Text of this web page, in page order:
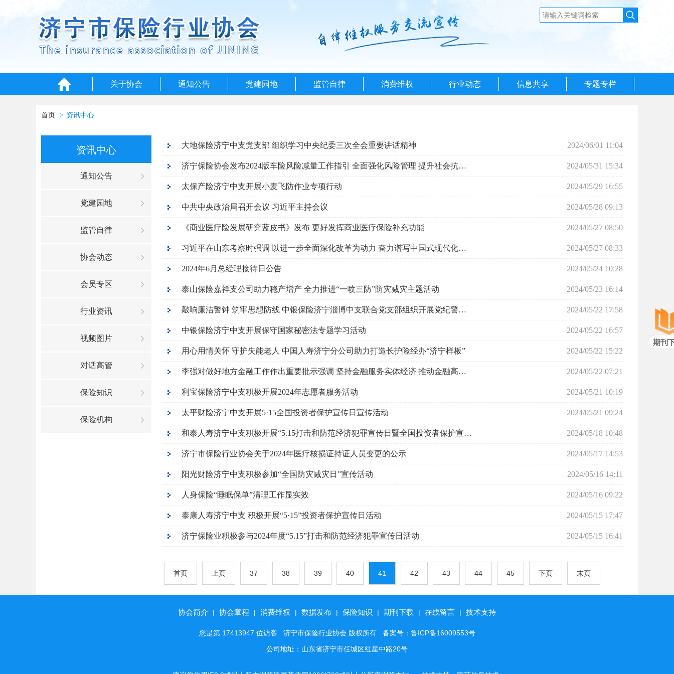
关于协会 通知公告 党建园地 监管自律 消费维权 行业动态 信息共享 专题专栏
首页 资讯中心
资讯中心
通知公告
党建园地
监管自律
协会动态
会员专区
行业资讯
视频图片
对话高管
保险知识
保险机构
大地保险济宁中支党支部 组织学习中央纪委三次全会重要讲话精神 2024/06/01 11:04
济宁保险协会发布2024版车险风险减量工作指引 全面强化风险管理 提升社会抗灾能力 2024/05/31 15:34
太保产险济宁中支开展小麦飞防作业专项行动 2024/05/29 16:55
中共中央政治局召开会议 习近平主持会议 2024/05/28 09:13
《商业医疗险发展研究蓝皮书》发布 更好发挥商业医疗保险补充功能 2024/05/27 08:50
习近平在山东考察时强调 以进一步全面深化改革为动力 奋力谱写中国式现代化山东篇章 2024/05/27 08:33
2024年6月总经理接待日公告 2024/05/24 10:28
泰山保险嘉祥支公司助力稳产增产 全力推进“一喷三防”防灾减灾主题活动 2024/05/23 16:14
敲响廉洁警钟 筑牢思想防线 中银保险济宁淄博中支联合党支部组织开展党纪警示教育活动 2024/05/22 17:58
中银保险济宁中支开展保守国家秘密法专题学习活动 2024/05/22 16:57
用心用情关怀 守护失能老人 中国人寿济宁分公司助力打造长护险经办“济宁样板” 2024/05/22 15:22
李强对做好地方金融工作作出重要批示强调 坚持金融服务实体经济 推动金融高质量发展 2024/05/22 07:21
利宝保险济宁中支积极开展2024年志愿者服务活动 2024/05/21 10:19
太平财险济宁中支开展5·15全国投资者保护宣传日宣传活动 2024/05/21 09:24
和泰人寿济宁中支积极开展“5.15打击和防范经济犯罪宣传日暨全国投资者保护宣传日”活动 2024/05/18 10:48
济宁市保险行业协会关于2024年医疗核损证持证人员变更的公示 2024/05/17 14:53
阳光财险济宁中支积极参加“全国防灾减灾日”宣传活动 2024/05/16 14:11
人身保险“睡眠保单”清理工作显实效 2024/05/16 09:22
泰康人寿济宁中支 积极开展“5·15”投资者保护宣传日活动 2024/05/15 17:47
济宁保险业积极参与2024年度“5.15”打击和防范经济犯罪宣传日活动 2024/05/15 16:41
首页 上页 37 38 39 40 41 42 43 44 45 下页 末页
协会简介 | 协会章程 | 消费维权 | 数据发布 | 保险知识 | 期刊下载 | 在线留言 | 技术支持
您是第 17413947 位访客 济宁市保险行业协会 版权所有 备案号：鲁ICP备16009553号
公司地址：山东省济宁市任城区红星中路20号
期刊